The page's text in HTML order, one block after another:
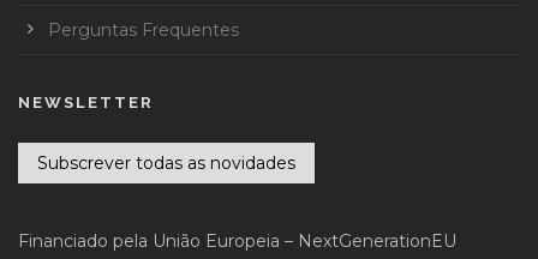
Perguntas Frequentes
NEWSLETTER
Subscrever todas as novidades
Financiado pela União Europeia – NextGenerationEU